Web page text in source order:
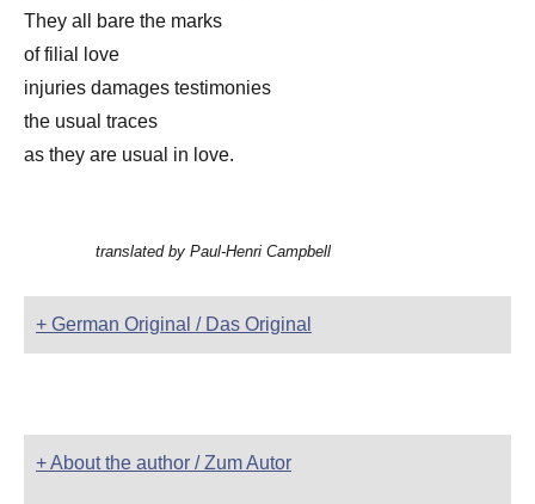
They all bare the marks
of filial love
injuries damages testimonies
the usual traces
as they are usual in love.
translated by Paul-Henri Campbell
+ German Original / Das Original
+ About the author / Zum Autor